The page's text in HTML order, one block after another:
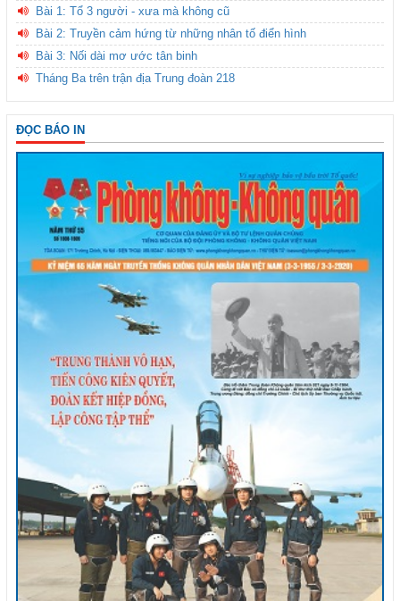
Bài 1: Tổ 3 người - xưa mà không cũ
Bài 2: Truyền cảm hứng từ những nhân tố điển hình
Bài 3: Nối dài mơ ước tân binh
Tháng Ba trên trận địa Trung đoàn 218
ĐỌC BÁO IN